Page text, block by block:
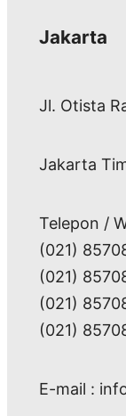
Jakarta
Jl. Otista
Jakarta
Telepon /
(021)
(021)
(021)
(021)
E-mail :